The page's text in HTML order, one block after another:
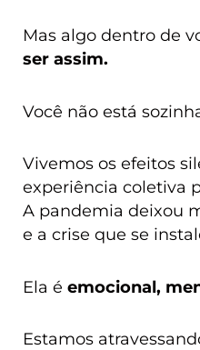
Mas algo dentro de
ser assim.
Você não está
Vivemos os efeitos
experiência coletiva
A pandemia deixou
e a crise que se
Ela é emocional,
Estamos